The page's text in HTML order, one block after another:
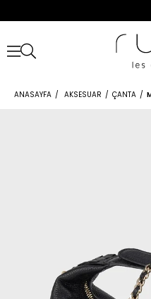
ANASAYFA AKSESUAR ÇANTA